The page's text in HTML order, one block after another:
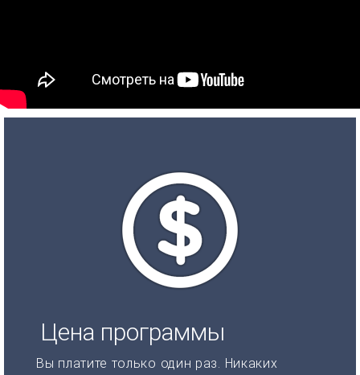
Цена программы
Вы платите только один раз. Никаких